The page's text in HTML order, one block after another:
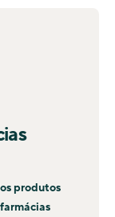
produtos